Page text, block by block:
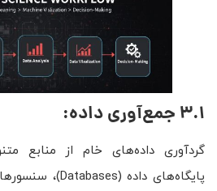
3.1 جمع‌آوری داده:
گردآوری داده‌های خام از منابع